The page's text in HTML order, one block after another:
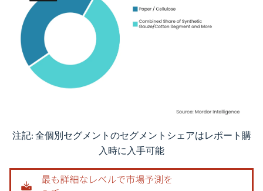
画像 © Mordor Intelligence。再利用にはCC BY 4.0の表示が必要です。
注記: 全個別セグメントのセグメントシェアはレポート購
入時に入手可能